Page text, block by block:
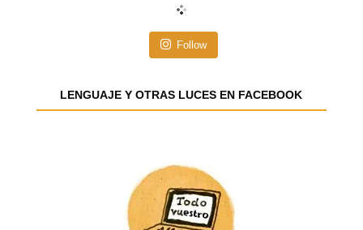
m
Follow
LENGUAJE Y OTRAS LUCES EN FACEBOOK